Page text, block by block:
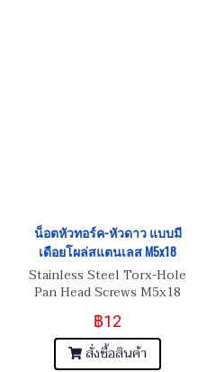
น็อตหัวทอร์ค-หัวดาว แบบมี
เดือยโผล่สแตนเลส M5x18
Stainless Steel Torx-Hole
Pan Head Screws M5x18
฿12
สั่งซื้อสินค้า